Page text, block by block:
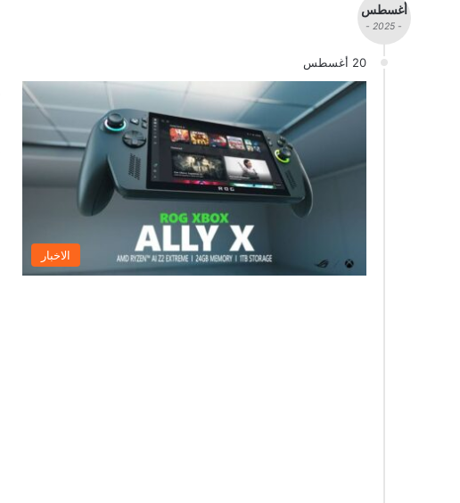
أغسطس
- 2025 -
20 أغسطس
الاخبار